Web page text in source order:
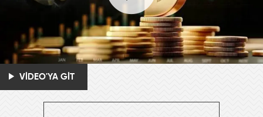
VİDEO'YA GİT